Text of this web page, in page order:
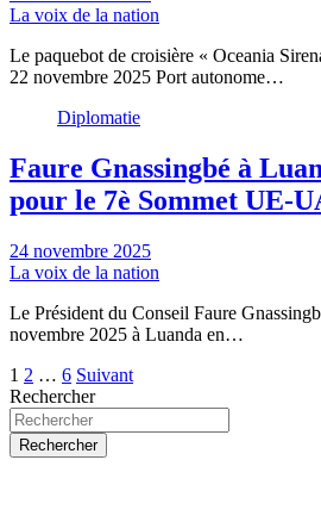
La voix de la nation
Le paquebot de croisière « Oceania
22 novembre 2025 Port autonome…
Diplomatie
Faure Gnassingbé à
pour le 7è Sommet UE-
24 novembre 2025
La voix de la nation
Le Président du Conseil Faure
novembre 2025 à Luanda en…
Pagination
des
publications
1 2 … 6 Suivant
Rechercher
Rechercher